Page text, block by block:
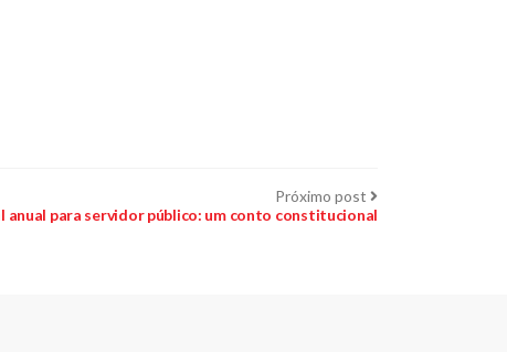
Próximo post Próximo
anual para servidor público: um conto constitucional